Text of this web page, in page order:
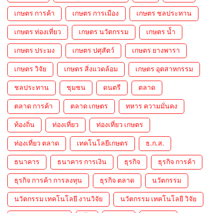
เกษตร การค้า เกษตร การเมือง เกษตร ชลประทาน
เกษตร ท่องเที่ยว เกษตร นวัตกรรม เกษตร น้ำ
เกษตร ประมง เกษตร ปศุสัตว์ เกษตร ยางพารา
เกษตร วิจัย เกษตร สิ่งแวดล้อม เกษตร อุตสาหกรรม
ชลประทาน ชุมชน ดนตรี ตลาด
ตลาด การค้า ตลาด เกษตร ทหาร ความมั่นคง
ท้องถิ่น ท่องเที่ยว ท่องเที่ยว เกษตร
ท่องเที่ยว ตลาด เทคโนโลยีเกษตร ธ.ก.ส.
ธนาคาร ธนาคาร การเงิน ธุรกิจ ธุรกิจ การค้า
ธุรกิจ การค้า การลงทุน ธุรกิจ ตลาด นวัตกรรม
นวัตกรรม เทคโนโลยี งานวิจัย นวัตกรรม เทคโนโลยี วิจัย